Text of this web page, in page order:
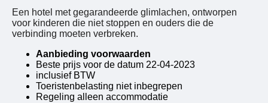
Een hotel met gegarandeerde glimlachen, ontworpen
voor kinderen die niet stoppen en ouders die de
verbinding moeten verbreken.
Aanbieding voorwaarden
Beste prijs voor de datum 22-04-2023
inclusief BTW
Toeristenbelasting niet inbegrepen
Regeling alleen accommodatie